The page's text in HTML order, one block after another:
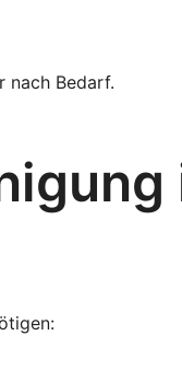
nach Bedarf.